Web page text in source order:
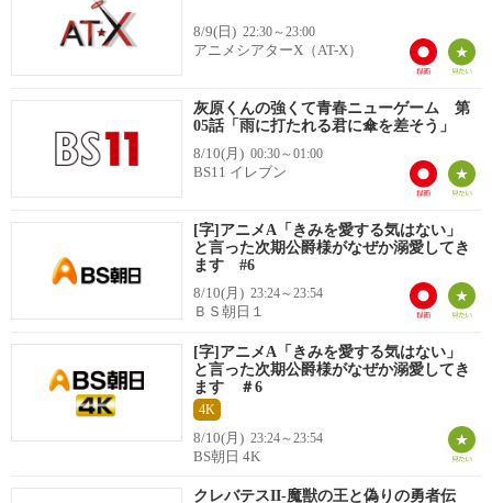
8/9(日) 22:30～23:00
アニメシアターX（AT-X）
灰原くんの強くて青春ニューゲーム 第
05話「雨に打たれる君に傘を差そう」
8/10(月) 00:30～01:00
BS11 イレブン
[字]アニメA「きみを愛する気はない」
と言った次期公爵様がなぜか溺愛してき
ます #6
8/10(月) 23:24～23:54
ＢＳ朝日１
[字]アニメA「きみを愛する気はない」
と言った次期公爵様がなぜか溺愛してき
ます ＃6
4K
8/10(月) 23:24～23:54
BS朝日 4K
クレバテスII-魔獣の王と偽りの勇者伝